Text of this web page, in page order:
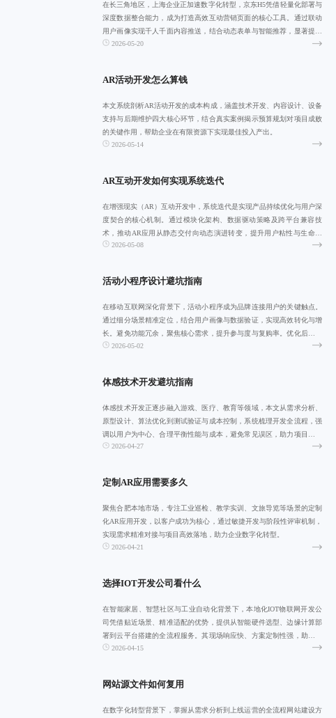
在长三角地区，上海企业正加速数字化转型，京东H5凭借轻量化部署与
深度数据整合能力，成为打造高效互动营销页面的核心工具。通过联动
用户画像实现千人千面内容推送，结合动态表单与智能推荐，显著提升
转化率与停留
2026-05-20
AR活动开发怎么算钱
本文系统剖析AR活动开发的成本构成，涵盖技术开发、内容设计、设备
支持与后期维护四大核心环节，结合真实案例揭示预算规划对项目成败
的关键作用，帮助企业在有限资源下实现最佳投入产出。
2026-05-14
AR互动开发如何实现系统迭代
在增强现实（AR）互动开发中，系统迭代是实现产品持续优化与用户深
度契合的核心机制。通过模块化架构、数据驱动策略及跨平台兼容技
术，推动AR应用从静态交付向动态演进转变，提升用户粘性与生命周
期。未来将迈向
2026-05-08
活动小程序设计避坑指南
在移动互联网深化背景下，活动小程序成为品牌连接用户的关键触点。
通过细分场景精准定位，结合用户画像与数据验证，实现高效转化与增
长。避免功能冗余，聚焦核心需求，提升参与度与复购率。优化后用户
参与度平均提升
2026-05-02
体感技术开发避坑指南
体感技术开发正逐步融入游戏、医疗、教育等领域，本文从需求分析、
原型设计、算法优化到测试验证与成本控制，系统梳理开发全流程，强
调以用户为中心、合理平衡性能与成本，避免常见误区，助力项目高效
落地。2026-04-27
定制AR应用需要多久
聚焦合肥本地市场，专注工业巡检、教学实训、文旅导览等场景的定制
化AR应用开发，以客户成功为核心，通过敏捷开发与阶段性评审机制，
实现需求精准对接与项目高效落地，助力企业数字化转型。
2026-04-21
选择IOT开发公司看什么
在智能家居、智慧社区与工业自动化背景下，本地化IOT物联网开发公
司凭借贴近场景、精准适配的优势，提供从智能硬件选型、边缘计算部
署到云平台搭建的全流程服务。其现场响应快、方案定制性强，助力企
业实现数据驱
2026-04-15
网站源文件如何复用
在数字化转型背景下，掌握从需求分析到上线运营的全流程网站建设方